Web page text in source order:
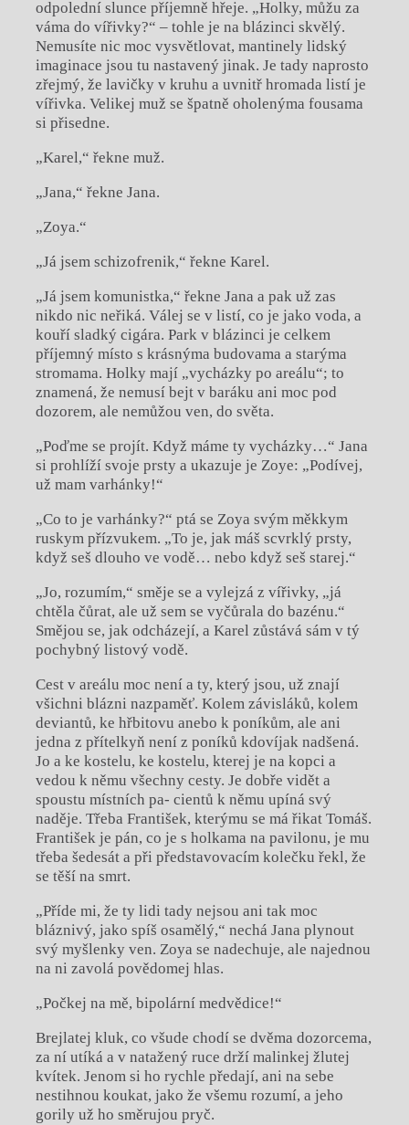
odpolední slunce příjemně hřeje. „Holky, můžu za
váma do vířivky?“ – tohle je na blázinci skvělý.
Nemusíte nic moc vysvětlovat, mantinely lidský
imaginace jsou tu nastavený jinak. Je tady naprosto
zřejmý, že lavičky v kruhu a uvnitř hromada listí je
vířivka. Velikej muž se špatně oholenýma fousama
si přisedne.
„Karel,“ řekne muž.
„Jana,“ řekne Jana.
„Zoya.“
„Já jsem schizofrenik,“ řekne Karel.
„Já jsem komunistka,“ řekne Jana a pak už zas
nikdo nic neřiká. Válej se v listí, co je jako voda, a
kouří sladký cigára. Park v blázinci je celkem
příjemný místo s krásnýma budovama a starýma
stromama. Holky mají „vycházky po areálu“; to
znamená, že nemusí bejt v baráku ani moc pod
dozorem, ale nemůžou ven, do světa.
„Poďme se projít. Když máme ty vycházky…“ Jana
si prohlíží svoje prsty a ukazuje je Zoye: „Podívej,
už mam varhánky!“
„Co to je varhánky?“ ptá se Zoya svým měkkym
ruskym přízvukem. „To je, jak máš scvrklý prsty,
když seš dlouho ve vodě… nebo když seš starej.“
„Jo, rozumím,“ směje se a vylejzá z vířivky, „já
chtěla čůrat, ale už sem se vyčůrala do bazénu.“
Smějou se, jak odcházejí, a Karel zůstává sám v tý
pochybný listový vodě.
Cest v areálu moc není a ty, který jsou, už znají
všichni blázni nazpaměť. Kolem závisláků, kolem
deviantů, ke hřbitovu anebo k poníkům, ale ani
jedna z přítelkyň není z poníků kdovíjak nadšená.
Jo a ke kostelu, ke kostelu, kterej je na kopci a
vedou k němu všechny cesty. Je dobře vidět a
spoustu místních pa- cientů k němu upíná svý
naděje. Třeba František, kterýmu se má řikat Tomáš.
František je pán, co je s holkama na pavilonu, je mu
třeba šedesát a při představovacím kolečku řekl, že
se těší na smrt.
„Příde mi, že ty lidi tady nejsou ani tak moc
bláznivý, jako spíš osamělý,“ nechá Jana plynout
svý myšlenky ven. Zoya se nadechuje, ale najednou
na ni zavolá povědomej hlas.
„Počkej na mě, bipolární medvědice!“
Brejlatej kluk, co všude chodí se dvěma dozorcema,
za ní utíká a v natažený ruce drží malinkej žlutej
kvítek. Jenom si ho rychle předají, ani na sebe
nestihnou koukat, jako že všemu rozumí, a jeho
gorily už ho směrujou pryč.